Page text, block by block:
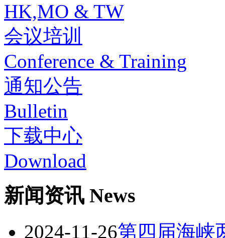
HK,MO & TW
会议培训
Conference & Training
通知公告
Bulletin
下载中心
Download
新闻资讯 News
2024-11-26第四届海峡